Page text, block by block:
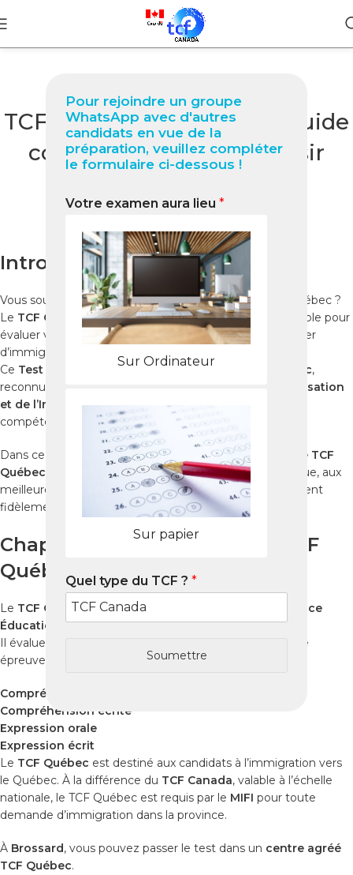
Pour rejoindre un groupe
WhatsApp avec d'autres
candidats en vue de la
préparation, veuillez compléter
le formulaire ci-dessous !
Votre examen aura lieu *
Sur Ordinateur
Sur papier
Quel type du TCF ? *
Soumettre
BLOG
TCF Québec à Brossard : Guide
complet 2025 pour réussir
NabilOn novembre 4, 2025
Introduction
Vous souhaitez vous installer, étudier ou travailler au Québec ?
Le TCF Québec à Brossardest une étape incontournable pour
évaluer votre niveau de français et renforcer votre dossier
d’immigration.
Ce Test de Connaissance du Français pour le Québec,
reconnu par le
Ministère de l’Immigration, de la Francisation
et de l’Intégration (MIFI)
, certifie officiellement vos
compétences linguistiques.
Dans ce guide complet, découvrez comment
réussir le TCF
Québec à Brossardgrâce à une préparation méthodique, aux
meilleures ressources et aux Packs Nabil
, qui reproduisent
fidèlement les conditions de l’examen officiel.
Chapitre 1 : Qu’est-ce que le TCF
Québec ?
Le TCF Québecest un examen officiel élaboré par
France
Éducation International.
Il évalue vos compétences linguistiques à travers quatre
épreuves :
Compréhension orale
Compréhension écrite
Expression orale
Expression écrit
Le TCF Québec est destiné aux candidats à l’immigration vers
le Québec. À la différence du TCF Canada, valable à l’échelle
nationale, le TCF Québec est requis par le MIFI pour toute
demande d’immigration dans la province.
À Brossard, vous pouvez passer le test dans un centre agréé
TCF Québec.